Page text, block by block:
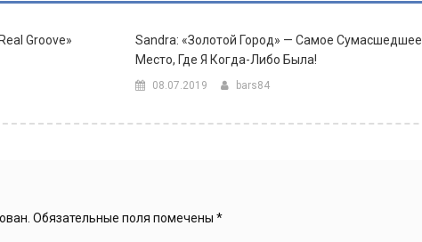
Groove»
Sandra: «Золотой Город» — Самое Сумасшедшее
Место, Где Я Когда-Либо Была!
08.07.2019 bars84
Обязательные поля помечены *